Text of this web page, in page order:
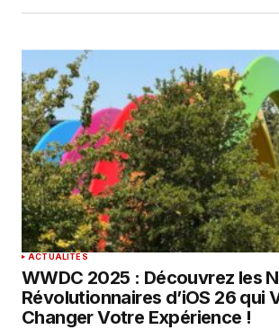
ACTUALITÉS
WWDC 2025 : Découvrez les
Révolutionnaires d’iOS 26 qui
Changer Votre Expérience !